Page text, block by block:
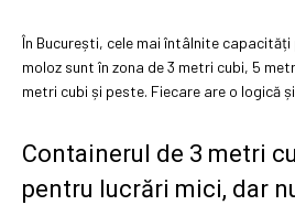
În București, cele mai întâlnite
moloz sunt în zona de 3 metri cubi, 5
metri cubi și peste. Fiecare are o logică
Containerul de 3 metri
pentru lucrări mici, dar